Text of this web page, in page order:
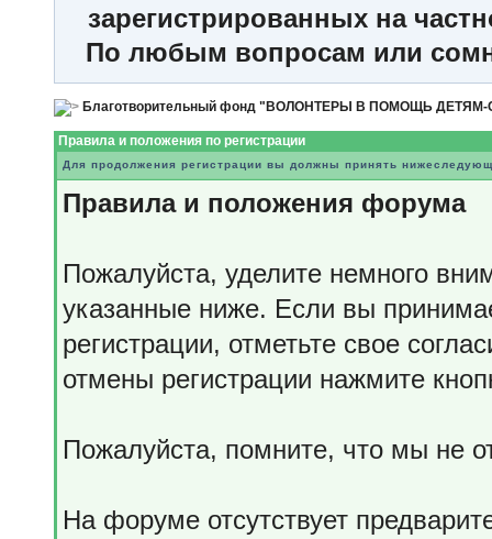
зарегистрированных на
По любым вопросам или
Благотворительный фонд "ВОЛОНТЕРЫ В ПОМОЩЬ
Правила и положения по регистрации
Для продолжения регистрации вы должны принять
Правила и положения форума
Пожалуйста, уделите немного
указанные ниже. Если вы
регистрации, отметьте свое
отмены регистрации нажмите
Пожалуйста, помните, что мы не
На форуме отсутствует